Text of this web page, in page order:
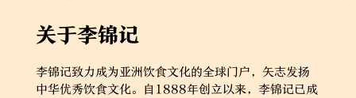
关于李锦记
李锦记致力成为亚洲饮食文化的全球门户，矢志发扬
中华优秀饮食文化。自1888年创立以来，李锦记已成